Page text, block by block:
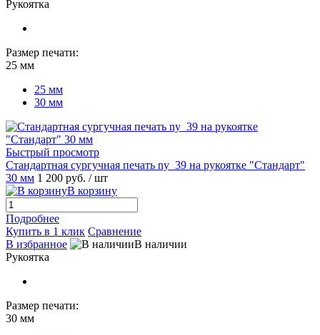
Рукоятка
Размер печати:
25 мм
25 мм
30 мм
Быстрый просмотр
Стандартная сургучная печать ny_39 на рукоятке "Стандарт"
30 мм 1 200 руб. / шт
В корзину
Подробнее
Купить в 1 клик Сравнение
В избранное
В наличии
Рукоятка
Размер печати:
30 мм